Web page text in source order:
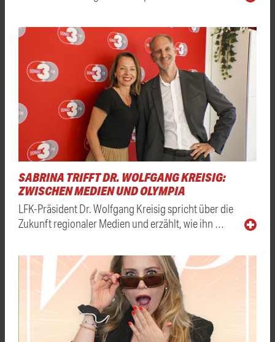
SABRINA TRIFFT DR. WOLFGANG KREISIG:
ZWISCHEN MEDIEN UND OLYMPIA
LFK-Präsident Dr. Wolfgang Kreisig spricht über die
Zukunft regionaler Medien und erzählt, wie ihn …